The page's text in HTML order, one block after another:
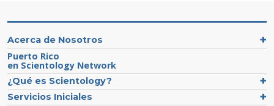
Acerca de Nosotros
Puerto Rico
en Scientology Network
¿Qué es Scientology?
Servicios Iniciales